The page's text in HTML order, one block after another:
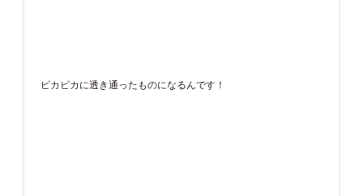
ピカピカに透き通ったものになるんです！